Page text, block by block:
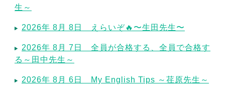
生～
2026年 8月 8日 えらいぞ🔥〜生田先生〜
2026年 8月 7日 全員が合格する、全員で合格す
る～田中先生～
2026年 8月 6日 My English Tips ～荏原先生～